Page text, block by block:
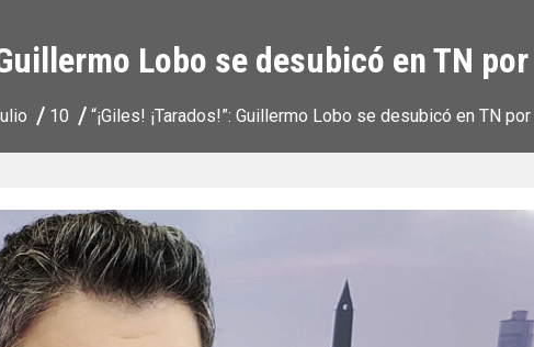
Guillermo Lobo se desubicó en TN
10 “¡Giles! ¡Tarados!”: Guillermo Lobo se desubicó en TN